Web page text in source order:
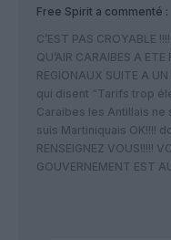
Free Spirit a commenté :
C’EST PAS CROYABLE
QU’AIR CARAIBES A
REGIONAUX SUITE A
qui disent “Tarifs trop
Caraibes les Antillais ne
suis Martiniquais OK!!!!
RENSEIGNEZ VOUS!!!!!
GOUVERNEMENT EST